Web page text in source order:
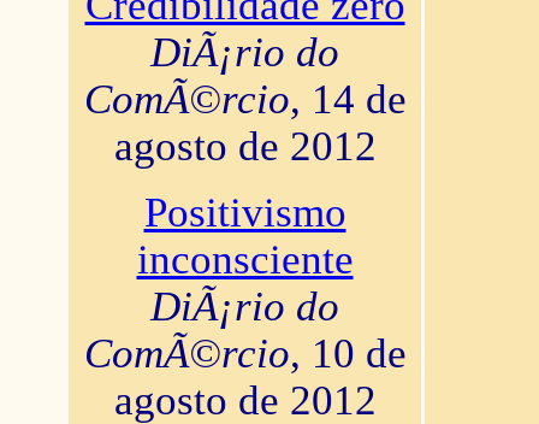
DiÃ¡rio do
ComÃ©rcio, 14 de
agosto de 2012
Positivismo
inconsciente
DiÃ¡rio do
ComÃ©rcio, 10 de
agosto de 2012